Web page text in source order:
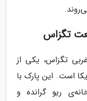
تگزاس
تگزاس، یکی از
است. این پارک با
ریو گرانده و